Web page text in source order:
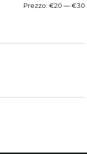
Prezzo: €20 —€30